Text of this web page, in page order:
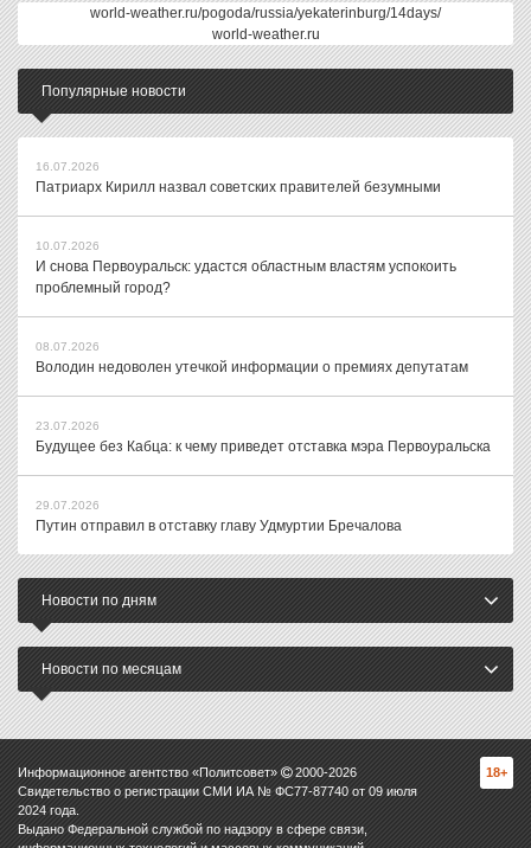
world-weather.ru/pogoda/russia/yekaterinburg/14days/
world-weather.ru
Популярные новости
16.07.2026
Патриарх Кирилл назвал советских правителей безумными
10.07.2026
И снова Первоуральск: удастся областным властям успокоить
проблемный город?
08.07.2026
Володин недоволен утечкой информации о премиях депутатам
23.07.2026
Будущее без Кабца: к чему приведет отставка мэра Первоуральска
29.07.2026
Путин отправил в отставку главу Удмуртии Бречалова
Новости по дням
Новости по месяцам
Информационное агентство «Политсовет» 2000-2026
Свидетельство о регистрации СМИ ИА № ФС77-87740 от 09 июля
2024 года.
Выдано Федеральной службой по надзору в сфере связи,
18+